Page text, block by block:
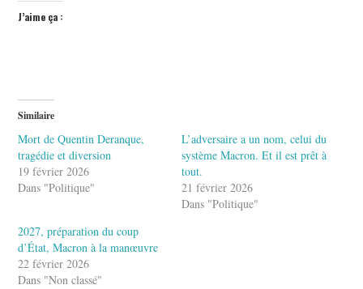
J’aime ça :
Similaire
Mort de Quentin Deranque,
tragédie et diversion
19 février 2026
Dans "Politique"
L’adversaire a un nom, celui du
système Macron. Et il est prêt à
tout.
21 février 2026
Dans "Politique"
2027, préparation du coup
d’État, Macron à la manœuvre
22 février 2026
Dans "Non classé"